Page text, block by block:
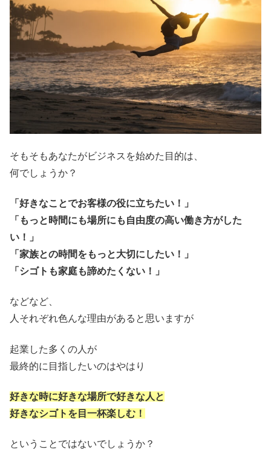
そもそもあなたがビジネスを始めた目的は、
何でしょうか？
「好きなことでお客様の役に立ちたい！」
「もっと時間にも場所にも自由度の高い働き方がした
い！」
「家族との時間をもっと大切にしたい！」
「シゴトも家庭も諦めたくない！」
などなど、
人それぞれ色んな理由があると思いますが
起業した多くの人が
最終的に目指したいのはやはり
好きな時に好きな場所で好きな人と
好きなシゴトを目一杯楽しむ！
ということではないでしょうか？